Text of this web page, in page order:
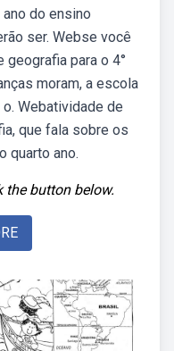
do ensino
ser. Webse você
para o 4°
moram, a escola
Webatividade de
que fala sobre os
quarto ano.
the button below.